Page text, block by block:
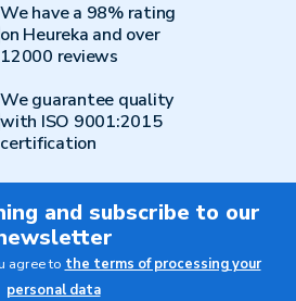
We have a 98% rating
on Heureka and over
12000 reviews
We guarantee quality
with ISO 9001:2015
certification
and subscribe to our
agree to the terms of processing your
personal data